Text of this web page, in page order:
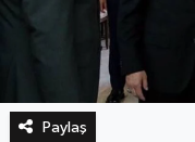
Paylaş